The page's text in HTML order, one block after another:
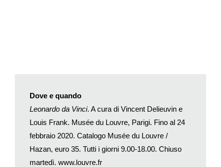
che, se tal
componimento inculto
sostiene che sono l’assenza di compiutezza e l’indeterminato
le basi per la perfezione e la congruità.
Le riflettografie a raggi infrarossi realizzate sui dipinti – che
permettono di penetrare lo strato pittorico e di visualizzare un
Dove e quando
Leonardo da Vinci. A cura di Vincent Delieuvin e
Louis Frank. Musée du Louvre, Parigi. Fino al 24
febbraio 2020. Catalogo Musée du Louvre /
Hazan, euro 35. Tutti i giorni 9.00-18.00. Chiuso
martedì. www.louvre.fr